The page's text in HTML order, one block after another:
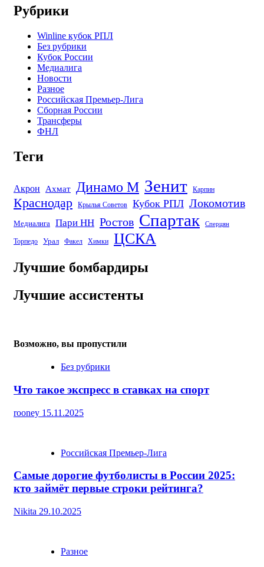
Рубрики
Winline кубок РПЛ
Без рубрики
Кубок России
Медиалига
Новости
Разное
Российская Премьер-Лига
Сборная России
Трансферы
ФНЛ
Теги
Акрон Ахмат Динамо М Зенит Карпин
Краснодар Крылья Советов Кубок РПЛ Локомотив
Медиалига Пари НН Ростов Спартак Сперцян
Торпедо Урал Факел Химки ЦСКА
Лучшие бомбардиры
Лучшие ассистенты
Возможно, вы пропустили
Без рубрики
Что такое экспресс в ставках на спорт
rooney 15.11.2025
Российская Премьер-Лига
Самые дорогие футболисты в России 2025:
кто займёт первые строки рейтинга?
Nikita 29.10.2025
Разное